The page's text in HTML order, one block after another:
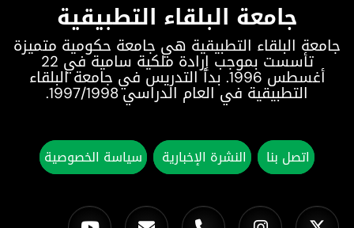
جامعة البلقاء التطبيقية
جامعة البلقاء التطبيقية هي جامعة حكومية متميزة
تأسست بموجب إرادة ملكية سامية في 22
أغسطس 1996. بدأ التدريس في جامعة البلقاء
التطبيقية في العام الدراسي 1997/1998.
اتصل بنا النشرة الإخبارية سياسة الخصوصية